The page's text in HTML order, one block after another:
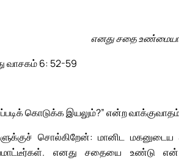
எனது சதை
வாசகம் 6: 52-59
கொடுக்க இயலும்?” என்ற வாக்குவாதம்
சொல்கிறேன்: மானிட
எனது சதையை உண்டு